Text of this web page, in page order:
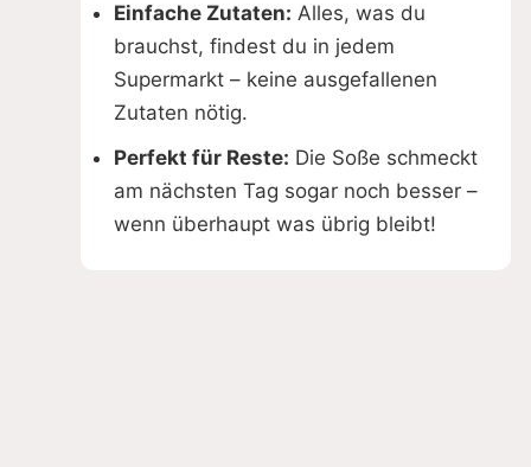
Einfache Zutaten: Alles, was du
brauchst, findest du in jedem
Supermarkt – keine ausgefallenen
Zutaten nötig.
Perfekt für Reste: Die Soße schmeckt
am nächsten Tag sogar noch besser –
wenn überhaupt was übrig bleibt!